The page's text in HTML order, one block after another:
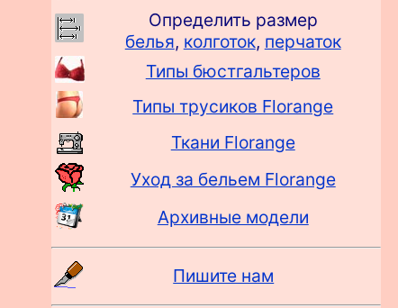
Определить размер
белья, колготок, перчаток
Типы бюстгальтеров
Типы трусиков Florange
Ткани Florange
Уход за бельем Florange
Архивные модели
Пишите нам